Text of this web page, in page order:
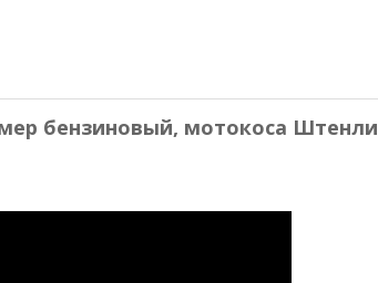
бензиновый, мотокоса Штенли